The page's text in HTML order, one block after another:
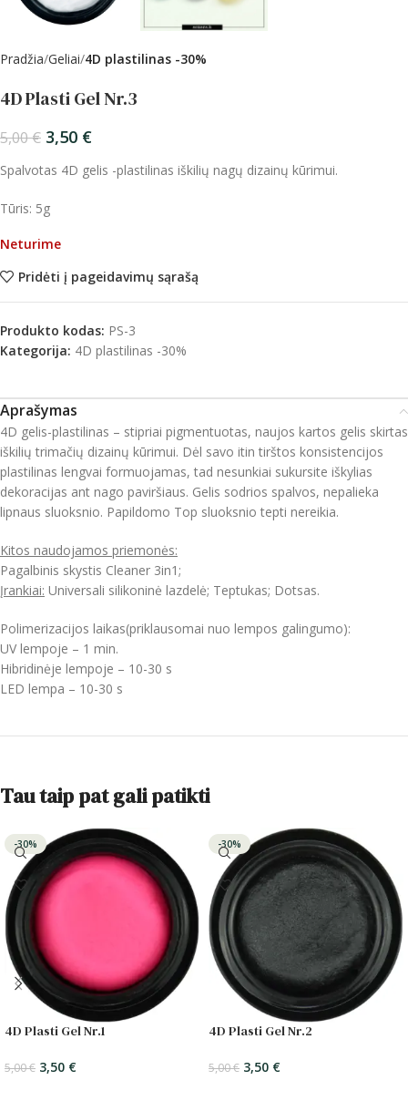
Pradžia Geliai 4D plastilinas -30%
4D Plasti Gel Nr.3
5,00€ 3,50 €
Spalvotas 4D gelis -plastilinas iškilių nagų dizainų kūrimui.
Tūris: 5g
Neturime
Pridėti į pageidavimų sąrašą
Produkto kodas: PS-3
Kategorija: 4D plastilinas -30%
Aprašymas
4D gelis-plastilinas – stipriai pigmentuotas, naujos kartos gelis skirtas
iškilių trimačių dizainų kūrimui. Dėl savo itin tirštos konsistencijos
plastilinas lengvai formuojamas, tad nesunkiai sukursite iškylias
dekoracijas ant nago paviršiaus. Gelis sodrios spalvos, nepalieka
lipnaus sluoksnio. Papildomo Top sluoksnio tepti nereikia.
Kitos naudojamos priemonės:
Pagalbinis skystis Cleaner 3in1;
Įrankiai: Universali silikoninė lazdelė; Teptukas; Dotsas.
Polimerizacijos laikas(priklausomai nuo lempos galingumo):
UV lempoje – 1 min.
Hibridinėje lempoje – 10-30 s
LED lempa – 10-30 s
Tau taip pat gali patikti
-30%
4D Plasti Gel Nr.1
5,00€ 3,50 €
-30%
4D Plasti Gel Nr.2
5,00€ 3,50 €